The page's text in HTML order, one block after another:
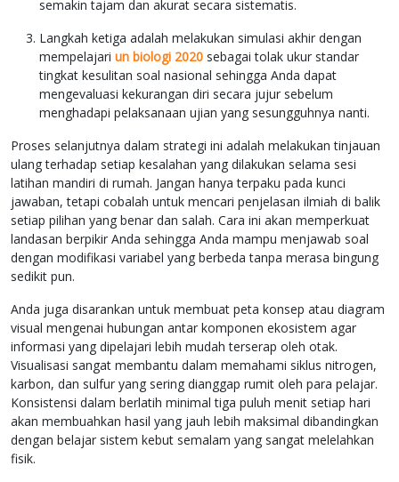
semakin tajam dan akurat secara sistematis.
Langkah ketiga adalah melakukan simulasi akhir dengan
mempelajari un biologi 2020 sebagai tolak ukur standar
tingkat kesulitan soal nasional sehingga Anda dapat
mengevaluasi kekurangan diri secara jujur sebelum
menghadapi pelaksanaan ujian yang sesungguhnya nanti.
Proses selanjutnya dalam strategi ini adalah melakukan tinjauan
ulang terhadap setiap kesalahan yang dilakukan selama sesi
latihan mandiri di rumah. Jangan hanya terpaku pada kunci
jawaban, tetapi cobalah untuk mencari penjelasan ilmiah di balik
setiap pilihan yang benar dan salah. Cara ini akan memperkuat
landasan berpikir Anda sehingga Anda mampu menjawab soal
dengan modifikasi variabel yang berbeda tanpa merasa bingung
sedikit pun.
Anda juga disarankan untuk membuat peta konsep atau diagram
visual mengenai hubungan antar komponen ekosistem agar
informasi yang dipelajari lebih mudah terserap oleh otak.
Visualisasi sangat membantu dalam memahami siklus nitrogen,
karbon, dan sulfur yang sering dianggap rumit oleh para pelajar.
Konsistensi dalam berlatih minimal tiga puluh menit setiap hari
akan membuahkan hasil yang jauh lebih maksimal dibandingkan
dengan belajar sistem kebut semalam yang sangat melelahkan
fisik.